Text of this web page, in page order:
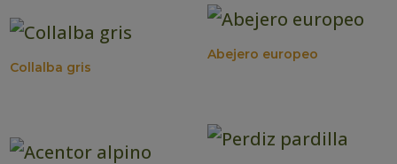
Collalba gris
Abejero europeo